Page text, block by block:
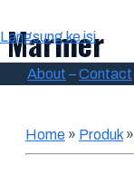
Langsung ke isi
About –Contact
Marmer
Home » Produk»